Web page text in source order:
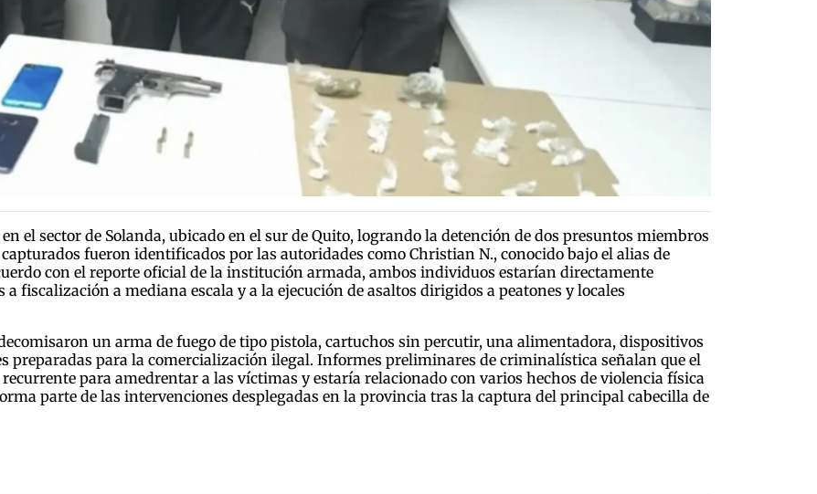
el sector de Solanda, ubicado en el sur de Quito, logrando la detención de dos presuntos miembros
fueron identificados por las autoridades como Christian N., conocido bajo el alias de
con el reporte oficial de la institución armada, ambos individuos estarían directamente
fiscalización a mediana escala y a la ejecución de asaltos dirigidos a peatones y locales
un arma de fuego de tipo pistola, cartuchos sin percutir, una alimentadora, dispositivos
preparadas para la comercialización ilegal. Informes preliminares de criminalística señalan que el
para amedrentar a las víctimas y estaría relacionado con varios hechos de violencia física
parte de las intervenciones desplegadas en la provincia tras la captura del principal cabecilla de